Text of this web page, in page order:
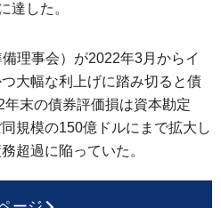
達した。
理事会）が2022年3月からイ
大幅な利上げに踏み切ると債
末の債券評価損は資本勘定
規模の150億ドルにまで拡大し
超過に陥っていた。